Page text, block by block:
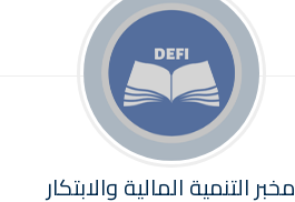
مخبر التنمية المالية والابتكار